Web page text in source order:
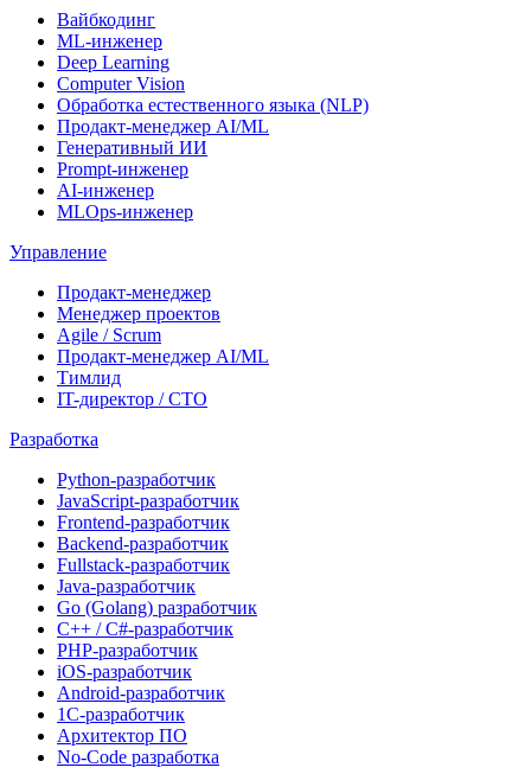
Вайбкодинг
ML-инженер
Deep Learning
Computer Vision
Обработка естественного языка (NLP)
Продакт-менеджер AI/ML
Генеративный ИИ
Prompt-инженер
AI-инженер
MLOps-инженер
Управление
Продакт-менеджер
Менеджер проектов
Agile / Scrum
Продакт-менеджер AI/ML
Тимлид
IT-директор / CTO
Разработка
Python-разработчик
JavaScript-разработчик
Frontend-разработчик
Backend-разработчик
Fullstack-разработчик
Java-разработчик
Go (Golang) разработчик
C++ / C#-разработчик
PHP-разработчик
iOS-разработчик
Android-разработчик
1С-разработчик
Архитектор ПО
No-Code разработка